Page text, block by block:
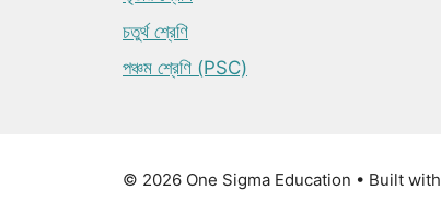
চতুর্থ শ্রেণি
পঞ্চম শ্রেণি (PSC)
© 2026 One Sigma Education • Built with